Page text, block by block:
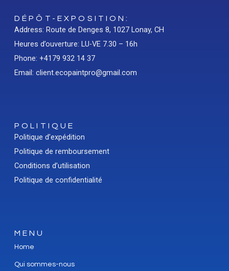
DÉPÔT-EXPOSITION:
Address: Route de Denges 8, 1027 Lonay, CH
Heures d’ouverture: LU-VE 7.30 – 16h
Phone: +4179 932 14 37
Email: client.ecopaintpro@gmail.com
POLITIQUE
Politique d’expédition
Politique de remboursement
Conditions d’utilisation
Politique de confidentialité
MENU
Home
Qui sommes-nous